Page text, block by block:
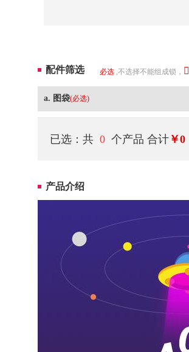
配件筛选 必选 ,不选择不能组成锁，
a. 图袋(必选)
已选：共 0 个产品 合计 ￥0
产品介绍